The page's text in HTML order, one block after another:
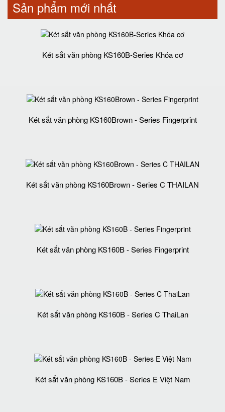
Sản phẩm mới nhất
Két sắt văn phòng KS160B-Series Khóa cơ
Két sắt văn phòng KS160Brown - Series Fingerprint
Két sắt văn phòng KS160Brown - Series C THAILAN
Két sắt văn phòng KS160B - Series Fingerprint
Két sắt văn phòng KS160B - Series C ThaiLan
Két sắt văn phòng KS160B - Series E Việt Nam